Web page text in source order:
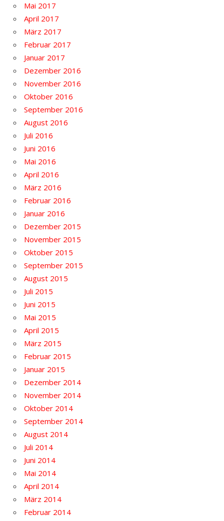
Mai 2017
April 2017
März 2017
Februar 2017
Januar 2017
Dezember 2016
November 2016
Oktober 2016
September 2016
August 2016
Juli 2016
Juni 2016
Mai 2016
April 2016
März 2016
Februar 2016
Januar 2016
Dezember 2015
November 2015
Oktober 2015
September 2015
August 2015
Juli 2015
Juni 2015
Mai 2015
April 2015
März 2015
Februar 2015
Januar 2015
Dezember 2014
November 2014
Oktober 2014
September 2014
August 2014
Juli 2014
Juni 2014
Mai 2014
April 2014
März 2014
Februar 2014